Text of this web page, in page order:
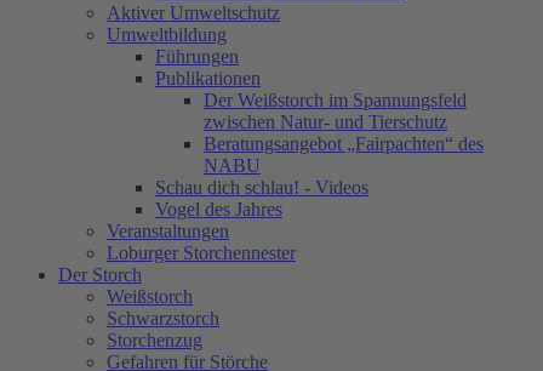
Aktiver Umweltschutz
Umweltbildung
Führungen
Publikationen
Der Weißstorch im Spannungsfeld
zwischen Natur- und Tierschutz
Beratungsangebot „Fairpachten“ des
NABU
Schau dich schlau! - Videos
Vogel des Jahres
Veranstaltungen
Loburger Storchennester
Der Storch
Weißstorch
Schwarzstorch
Storchenzug
Gefahren für Störche